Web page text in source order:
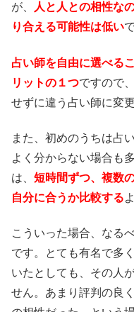
が、
人と人との相性な
り合える可能性は低い
占い師を自由に選べる
リットの１つですので
せずに違う占い師に変
また、初めのうちは占
よく分からない場合も
は、 短時間ずつ、複数
自分に合うか比較する
こういった場合、なる
です。とても有名で多
いたとしても、その人
せん。あまり評判の良